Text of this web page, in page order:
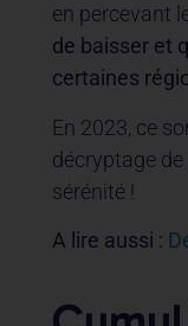
en percevant
de baisser et
certaines
En 2023, ce
décryptage
sérénité !
A lire aussi :